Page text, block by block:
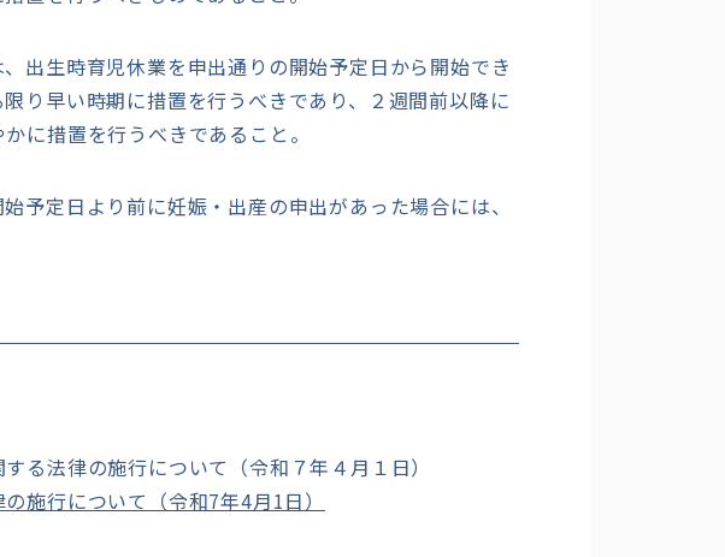
出生時育児休業を申出通りの開始予定日から開始でき
り早い時期に措置を行うべきであり、２週間前以降に
に措置を行うべきであること。
定日より前に妊娠・出産の申出があった場合には、
る法律の施行について（令和７年４月１日）
施行について（令和7年4月1日）